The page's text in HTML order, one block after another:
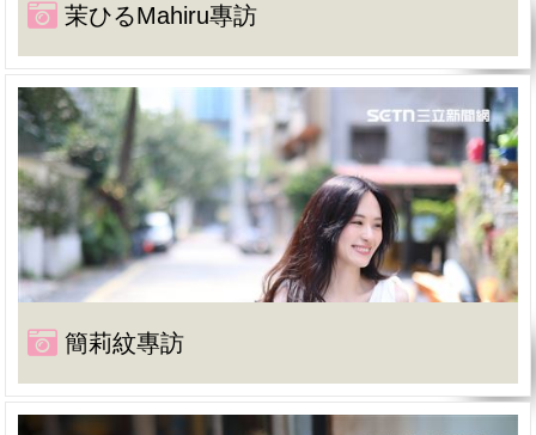
茉ひるMahiru專訪
簡莉紋專訪